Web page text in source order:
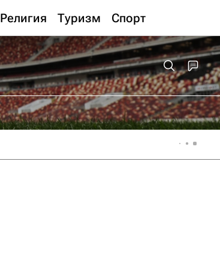
Религия Туризм Спорт